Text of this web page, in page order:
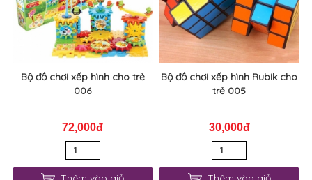
Bộ đồ chơi xếp hình cho trẻ
006
72,000đ
Bộ đồ chơi xếp hình Rubik cho
trẻ 005
30,000đ